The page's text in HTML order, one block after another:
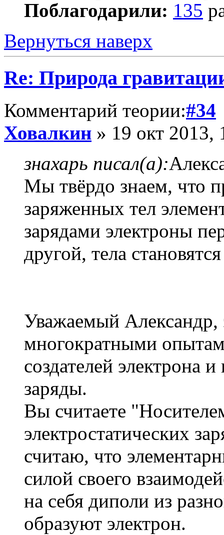
Поблагодарили: 135
Вернуться наверх
Re: Природа
Комментарий теории:#34
Ховалкин » 19 окт 2013,
знахарь писал(а):
Мы твёрдо знаем, что
заряженных тел
зарядами электроны
другой, тела
Уважаемый Александр,
многократными
создателей электрона
заряды.
Вы считаете
электростатических
считаю, что
силой своего
на себя диполи из
образуют электрон.